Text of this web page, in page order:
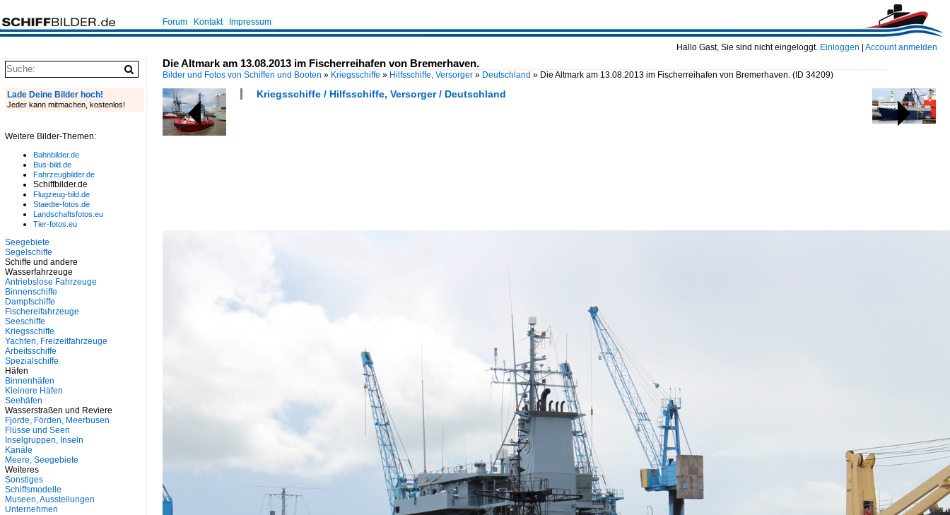
Hallo Gast, Sie sind nicht eingeloggt. Einloggen Account anmelden
Forum Kontakt Impressum
Die Altmark am 13.08.2013 im Fischerreihafen von Bremerhaven.
Bilder und Fotos von Schiffen und Booten » Kriegsschiffe » Hilfsschiffe, Versorger » Deutschland » Die Altmark am 13.08.2013 im Fischerreihafen von Bremerhaven. (ID 34209)
Kriegsschiffe / Hilfsschiffe, Versorger / Deutschland
Lade Deine Bilder hoch!
Jeder kann mitmachen, kostenlos!
Weitere Bilder-Themen:
Bahnbilder.de
Bus-bild.de
Fahrzeugbilder.de
Schiffbilder.de
Flugzeug-bild.de
Staedte-fotos.de
Landschaftsfotos.eu
Tier-fotos.eu
Seegebiete
Segelschiffe
Schiffe und andere
Wasserfahrzeuge
Antriebslose Fahrzeuge
Binnenschiffe
Dampfschiffe
Fischereifahrzeuge
Seeschiffe
Kriegsschiffe
Yachten, Freizeitfahrzeuge
Arbeitsschiffe
Spezialschiffe
Häfen
Binnenhäfen
Kleinere Häfen
Seehäfen
Wasserstraßen und Reviere
Fjorde, Förden, Meerbusen
Flüsse und Seen
Inselgruppen, Inseln
Kanäle
Meere, Seegebiete
Weiteres
Sonstiges
Schiffsmodelle
Museen, Ausstellungen
Unternehmen